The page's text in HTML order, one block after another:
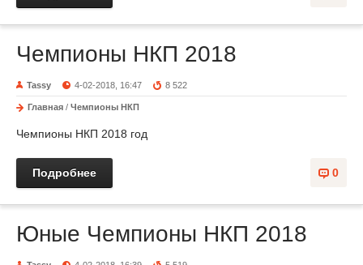
Чемпионы НКП 2018
Tassy 4-02-2018, 16:47 8 522
Главная / Чемпионы НКП
Чемпионы НКП 2018 год
0
Подробнее
Юные Чемпионы НКП 2018